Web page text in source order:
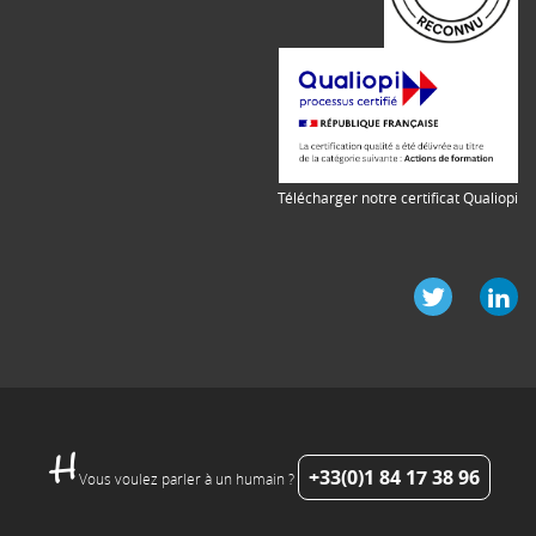
Télécharger notre certificat Qualiopi
Vous voulez parler à un humain ? +33(0)1 84 17 38 96